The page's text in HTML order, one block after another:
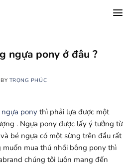
ngựa pony ở đâu ?
BY TRỌNG PHÚC
pony thì phải lựa được một
. Ngựa pony được lấy ý tưởng từ
bé ngựa có một sừng trên đầu rất
muốn mua thú nhồi bông pony thì
chúng tôi luôn mang đến